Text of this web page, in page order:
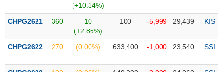
(+10.34%)
CHPG2621 360
10
(+2.86%)
100 -5,999 29,439 KIS
CHPG2622 270 (0.00%) 633,400 -1,000 23,540 SSI
YẾU